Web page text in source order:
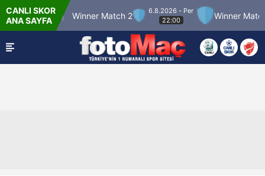
CANLI SKOR
ANA SAYFA
12 Winner Match 2
6.8.2026 - Per
22:00
Winner Match 3